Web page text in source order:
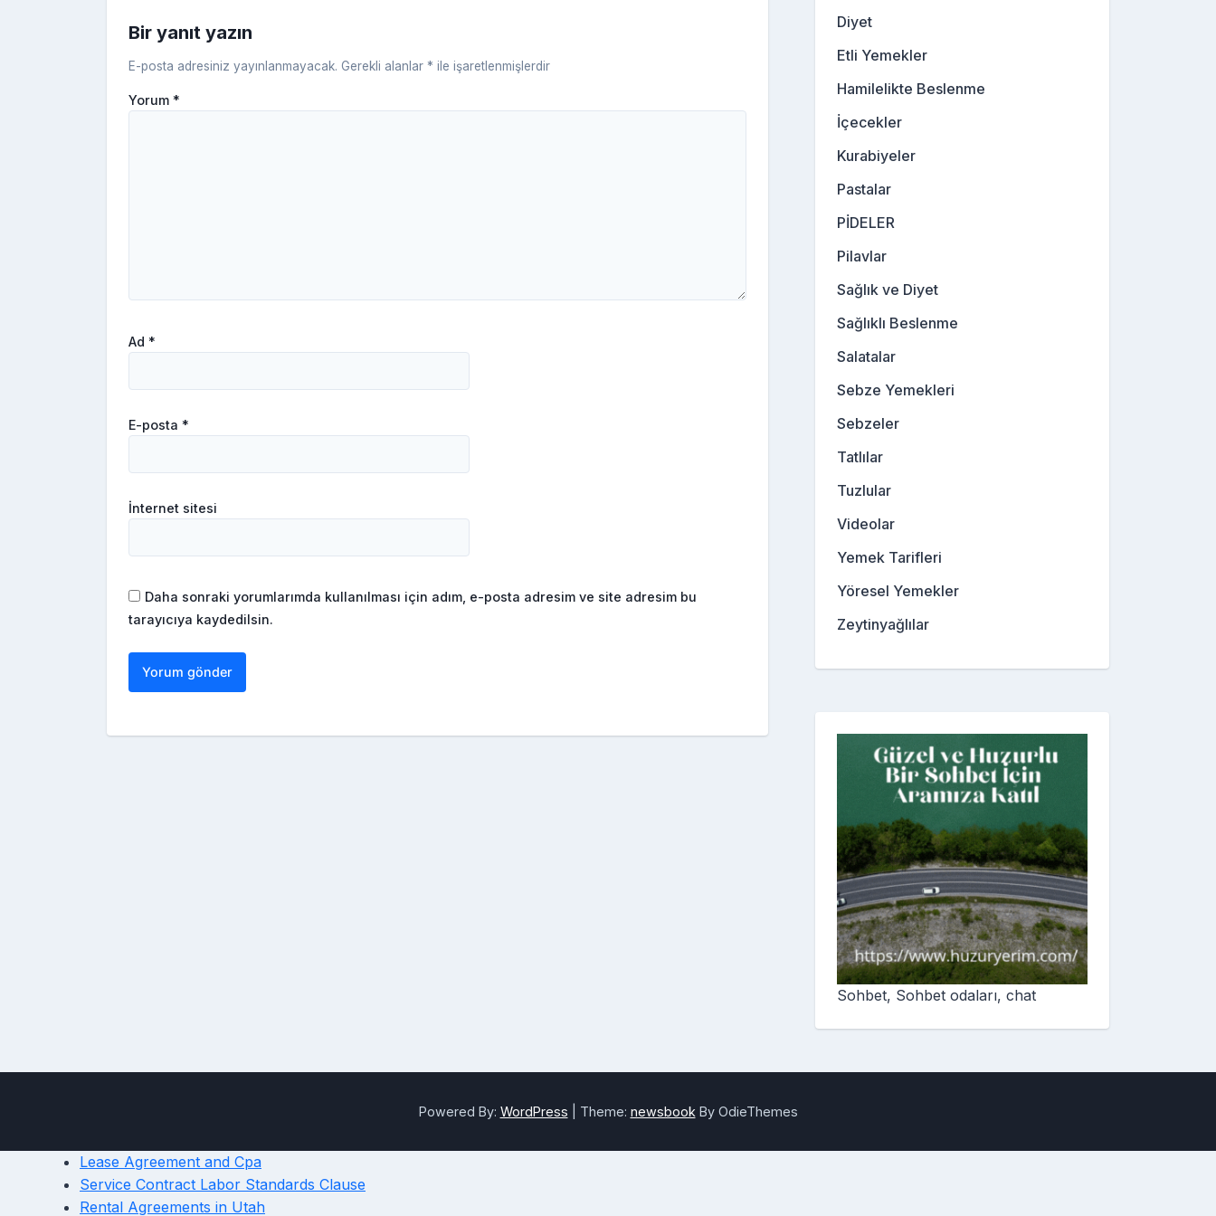
Bir yanıt yazın
E-posta adresiniz yayınlanmayacak. Gerekli alanlar * ile işaretlenmişlerdir
Yorum *
Ad *
E-posta *
İnternet sitesi
Daha sonraki yorumlarımda kullanılması için adım, e-posta adresim ve site adresim bu
tarayıcıya kaydedilsin.
Diyet
Etli Yemekler
Hamilelikte Beslenme
İçecekler
Kurabiyeler
Pastalar
PİDELER
Pilavlar
Sağlık ve Diyet
Sağlıklı Beslenme
Salatalar
Sebze Yemekleri
Sebzeler
Tatlılar
Tuzlular
Videolar
Yemek Tarifleri
Yöresel Yemekler
Zeytinyağlılar
Sohbet, Sohbet odaları, chat
Powered By: WordPress Theme: newsbook By OdieThemes
Lease Agreement and Cpa
Service Contract Labor Standards Clause
Rental Agreements in Utah